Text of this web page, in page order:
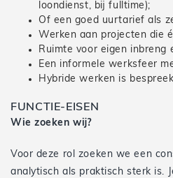
loondienst, bij fulltime);
Of een goed uurtarief als
Werken aan projecten die
Ruimte voor eigen inbreng
Een informele werksfeer
Hybride werken is
FUNCTIE-EISEN
Wie zoeken wij?
Voor deze rol zoeken we een
analytisch als praktisch sterk is.